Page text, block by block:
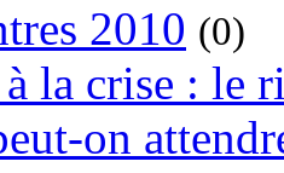
2010 (0)
la crise : le
on